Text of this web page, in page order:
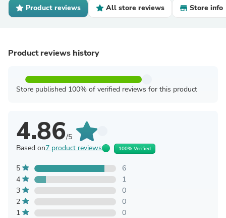
Product reviews All store reviews Store info
Product reviews history
Store published 100% of verified reviews for this product
4.86/5
Based on7 product reviews 100% Verified
5
6
4
1
3
0
2
0
1
0